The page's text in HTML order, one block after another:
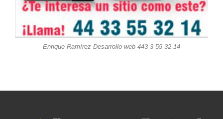
Enrique Ramírez Desarrollo web 443 3 55 32 14